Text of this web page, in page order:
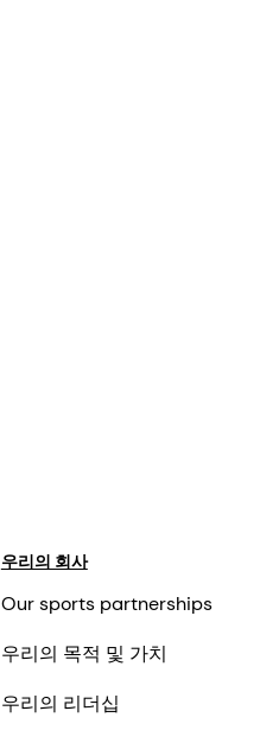
우리의 회사
Our sports partnerships
우리의 목적 및 가치
우리의 리더십